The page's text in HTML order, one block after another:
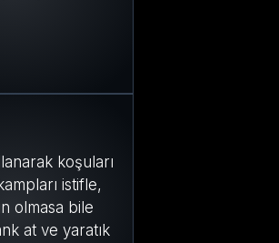
koşuları
istifle,
olmasa bile
at ve yaratık